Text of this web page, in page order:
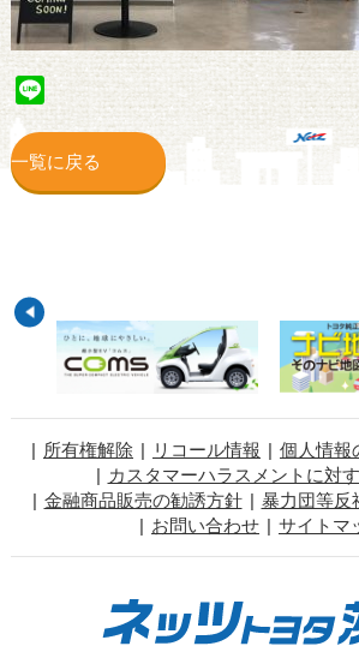
Line
一覧に戻る
所有権解除 リコール情報
個人情報
カスタマーハラスメントに対
金融商品販売の勧誘方針
暴力団等反
お問い合わせ
サイトマ